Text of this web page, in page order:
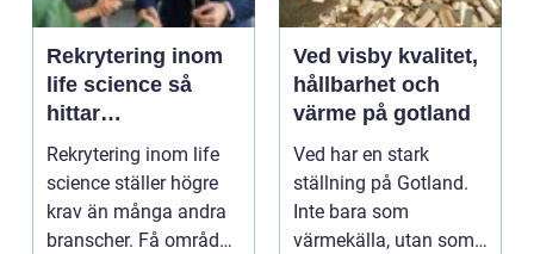
Rekrytering inom
life science så
hittar
verksamheter rätt
kompetens
Rekrytering inom life
science ställer högre
krav än många andra
branscher. Få områden
Ved visby kvalitet,
hållbarhet och
värme på gotland
Ved har en stark
ställning på Gotland.
Inte bara som
värmekälla, utan som